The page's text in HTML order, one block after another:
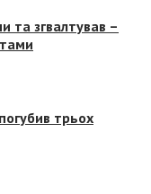
та згвалтував –
трьох